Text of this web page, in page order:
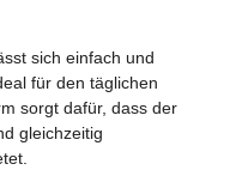
sich einfach und
für den täglichen
sorgt dafür, dass der
gleichzeitig